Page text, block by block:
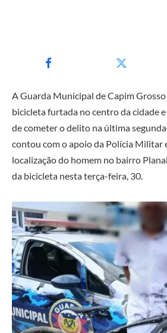
A Guarda Municipal de Capim
bicicleta furtada no centro da cidade
de cometer o delito na última
contou com o apoio da Polícia Militar
localização do homem no bairro
da bicicleta nesta terça-feira, 30.